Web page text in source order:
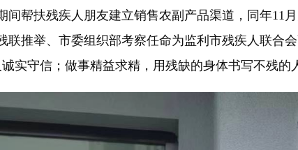
间帮扶残疾人朋友建立销售农副产品渠道，同年11
联推举、市委组织部考察任命为监利市残疾人联合
实守信；做事精益求精，用残缺的身体书写不残的